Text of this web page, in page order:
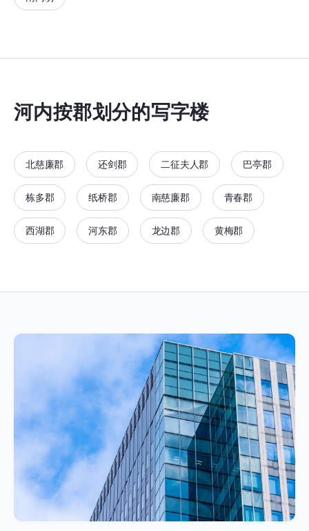
河内按郡划分的写字楼
北慈廉郡 还剑郡 二征夫人郡 巴亭郡
栋多郡 纸桥郡 南慈廉郡 青春郡
西湖郡 河东郡 龙边郡 黄梅郡